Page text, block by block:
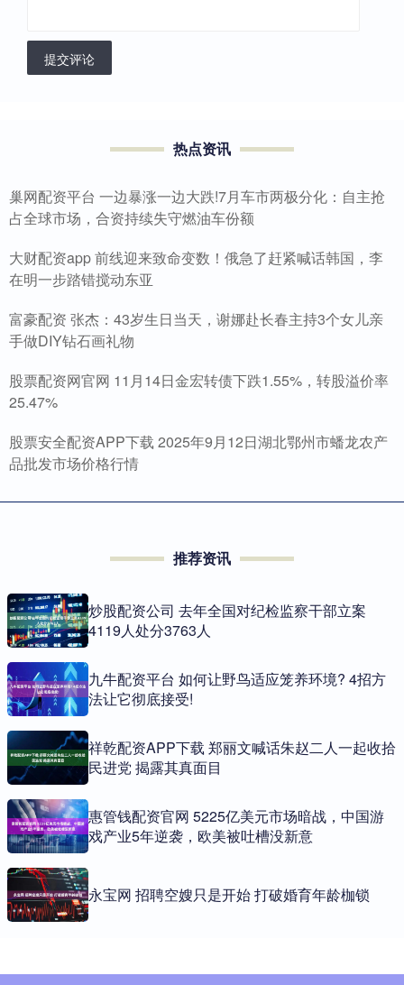
提交评论
热点资讯
巢网配资平台 一边暴涨一边大跌!7月车市两极分化：自主抢
占全球市场，合资持续失守燃油车份额
大财配资app 前线迎来致命变数！俄急了赶紧喊话韩国，李
在明一步踏错搅动东亚
富豪配资 张杰：43岁生日当天，谢娜赴长春主持3个女儿亲
手做DIY钻石画礼物
股票配资网官网 11月14日金宏转债下跌1.55%，转股溢价率
25.47%
股票安全配资APP下载 2025年9月12日湖北鄂州市蟠龙农产
品批发市场价格行情
推荐资讯
炒股配资公司 去年全国对纪检监察干部立案
4119人处分3763人
九牛配资平台 如何让野鸟适应笼养环境? 4招方
法让它彻底接受!
祥乾配资APP下载 郑丽文喊话朱赵二人一起收拾
民进党 揭露其真面目
惠管钱配资官网 5225亿美元市场暗战，中国游
戏产业5年逆袭，欧美被吐槽没新意
永宝网 招聘空嫂只是开始 打破婚育年龄枷锁